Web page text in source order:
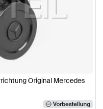
Original Mercedes
Vorbestellung